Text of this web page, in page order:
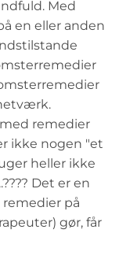
Med
en eller anden
remedier
ikke nogen "et
heller ikke
Det er en
på
gør, får